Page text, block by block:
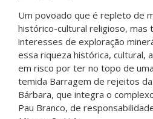
Um povoado que é repleto de
histórico-cultural religioso, mas
interesses de exploração
essa riqueza histórica, cultural,
em risco por ter no topo de
temida Barragem de rejeitos da
Bárbara, que integra o
Pau Branco, de